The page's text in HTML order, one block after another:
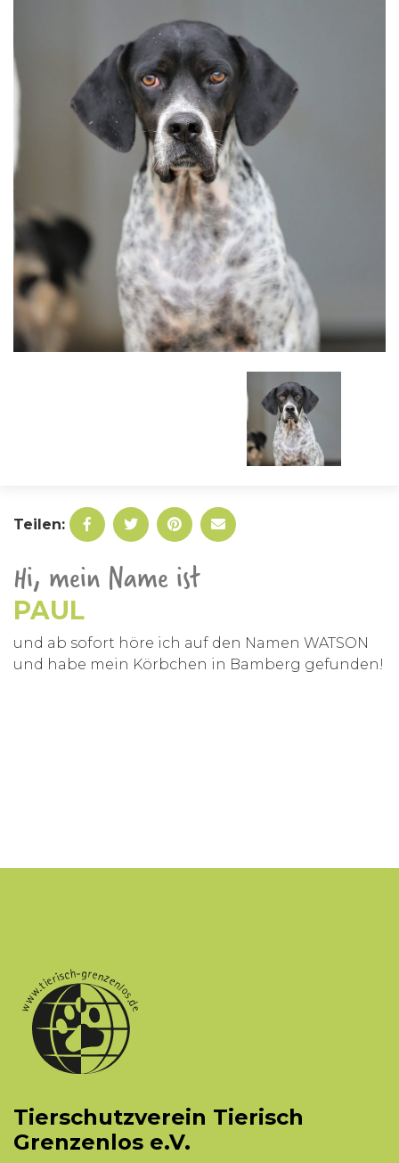
Teilen:
Hi, mein Name ist
PAUL
und ab sofort höre ich auf den Namen WATSON
und habe mein Körbchen in Bamberg gefunden!
Tierschutzverein Tierisch
Grenzenlos e.V.